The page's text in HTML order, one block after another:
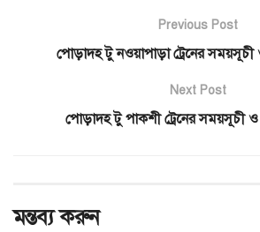
Previous Post
পোড়াদহ টু নওয়াপাড়া ট্রেনের সময়সূচী
Next Post
পোড়াদহ টু পাকশী ট্রেনের সময়সূচী ও
মন্তব্য করুন